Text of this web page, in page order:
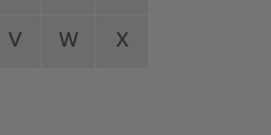
V W X